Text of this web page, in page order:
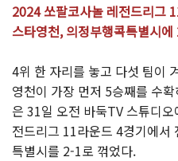
2024 쏘팔코사놀 레전드리그
스타영천, 의정부행콕특별시
4위 한 자리를 놓고 다섯 팀이
영천이 가장 먼저 5승째를 수
은 31일 오전 바둑TV 스튜디
전드리그 11라운드 4경기에서
특별시를 2-1로 꺾었다.